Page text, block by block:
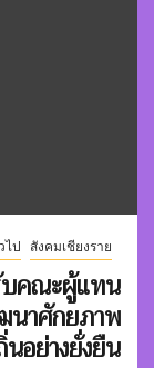
ไป สังคมเชียงราย
บคณะผู้แทน
นาศักยภาพ
อย่างยั่งยืน